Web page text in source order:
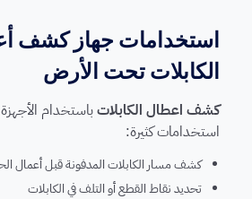
استخدامات جهاز كشف
الكابلات تحت الأرض
كشف اعطال الكابلاتباستخدام
استخدامات كثيرة:
كشف مسار الكابلات المدفونة قبل أعمال
تحديد نقاط القطع أو التلف في الكابلات